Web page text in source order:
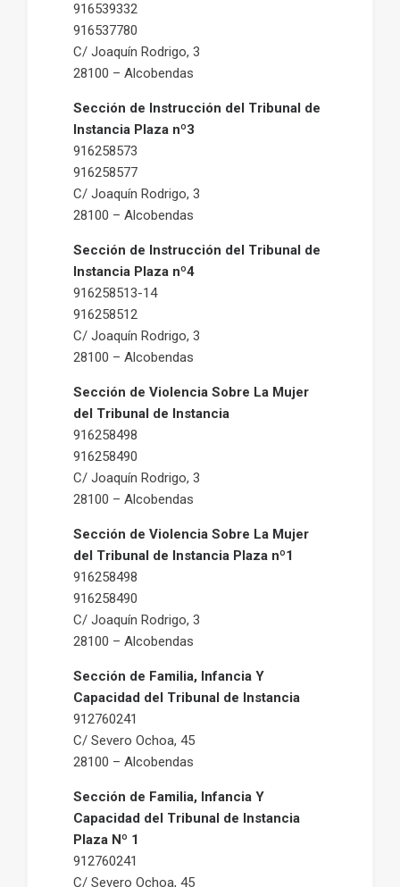
916539332
916537780
C/ Joaquín Rodrigo, 3
28100 – Alcobendas
Sección de Instrucción del Tribunal de
Instancia Plaza nº3
916258573
916258577
C/ Joaquín Rodrigo, 3
28100 – Alcobendas
Sección de Instrucción del Tribunal de
Instancia Plaza nº4
916258513-14
916258512
C/ Joaquín Rodrigo, 3
28100 – Alcobendas
Sección de Violencia Sobre La Mujer
del Tribunal de Instancia
916258498
916258490
C/ Joaquín Rodrigo, 3
28100 – Alcobendas
Sección de Violencia Sobre La Mujer
del Tribunal de Instancia Plaza nº1
916258498
916258490
C/ Joaquín Rodrigo, 3
28100 – Alcobendas
Sección de Familia, Infancia Y
Capacidad del Tribunal de Instancia
912760241
C/ Severo Ochoa, 45
28100 – Alcobendas
Sección de Familia, Infancia Y
Capacidad del Tribunal de Instancia
Plaza Nº 1
912760241
C/ Severo Ochoa, 45